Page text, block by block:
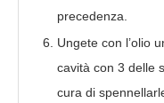
precedenza.
Ungete con l’olio
cavità con 3 delle
cura di